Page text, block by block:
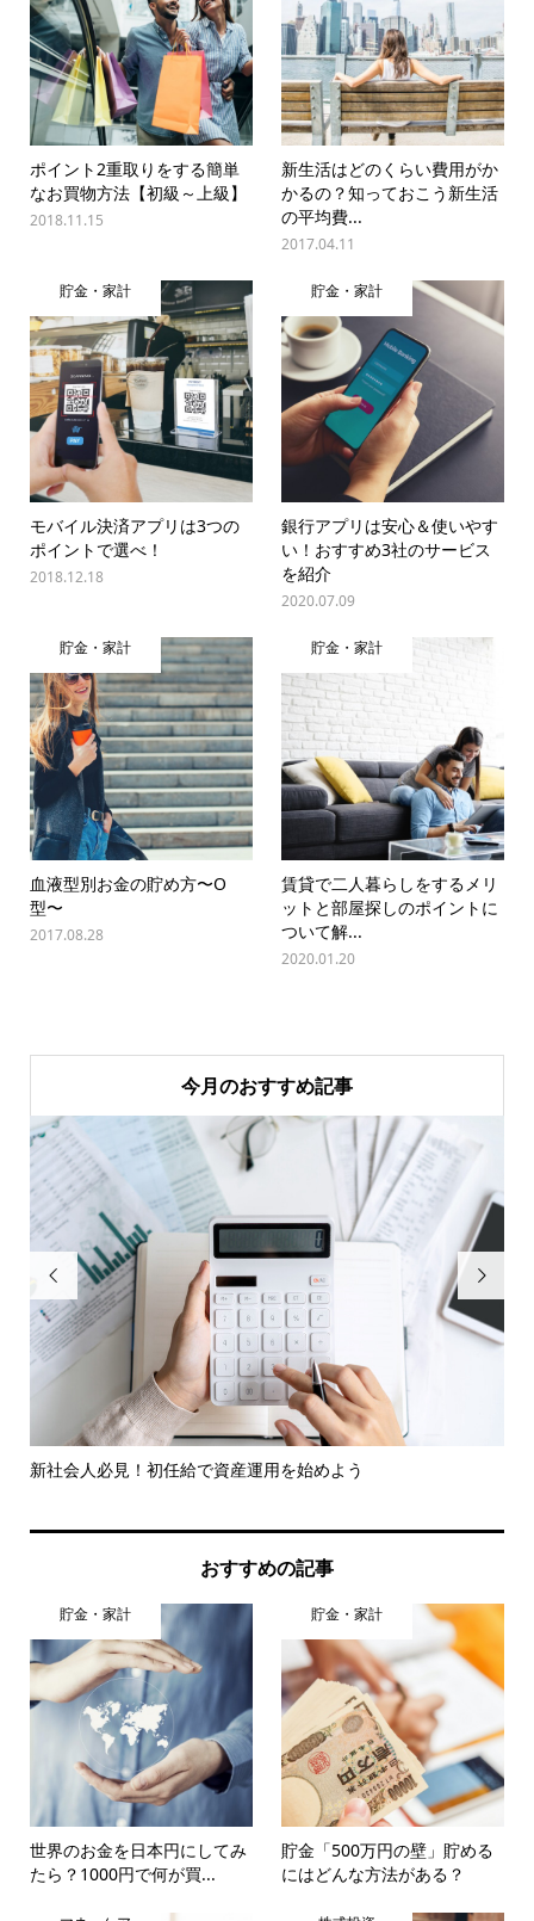
ポイント2重取りをする簡単
なお買物方法【初級～上級】
2018.11.15
新生活はどのくらい費用がか
かるの？知っておこう新生活
の平均費...
2017.04.11
貯金・家計
モバイル決済アプリは3つの
ポイントで選べ！
2018.12.18
貯金・家計
銀行アプリは安心＆使いやす
い！おすすめ3社のサービス
を紹介
2020.07.09
貯金・家計
血液型別お金の貯め方〜O
型〜
2017.08.28
貯金・家計
賃貸で二人暮らしをするメリ
ットと部屋探しのポイントに
ついて解...
2020.01.20
今月のおすすめ記事

新社会人必見！初任給で資産運用を始めよう

おすすめの記事
貯金・家計
世界のお金を日本円にしてみ
たら？1000円で何が買...
貯金・家計
貯金「500万円の壁」貯める
にはどんな方法がある？